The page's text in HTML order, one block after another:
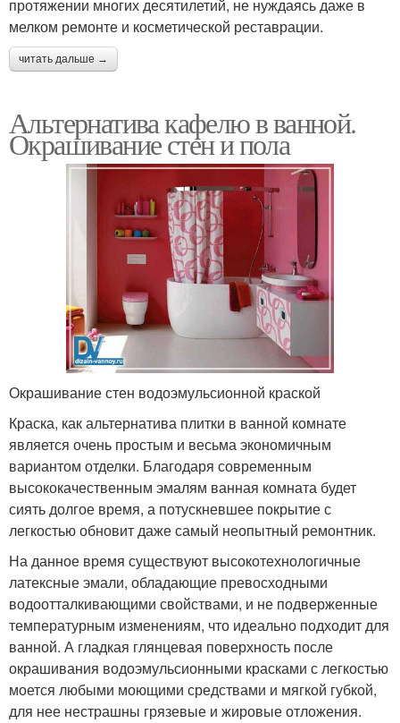
протяжении многих десятилетий, не нуждаясь даже в
мелком ремонте и косметической реставрации.
читать дальше →
Альтернатива кафелю в ванной.
Окрашивание стен и пола
Окрашивание стен водоэмульсионной краской
Краска, как альтернатива плитки в ванной комнате
является очень простым и весьма экономичным
вариантом отделки. Благодаря современным
высококачественным эмалям ванная комната будет
сиять долгое время, а потускневшее покрытие с
легкостью обновит даже самый неопытный ремонтник.
На данное время существуют высокотехнологичные
латексные эмали, обладающие превосходными
водоотталкивающими свойствами, и не подверженные
температурным изменениям, что идеально подходит для
ванной. А гладкая глянцевая поверхность после
окрашивания водоэмульсионными красками с легкостью
моется любыми моющими средствами и мягкой губкой,
для нее нестрашны грязевые и жировые отложения.